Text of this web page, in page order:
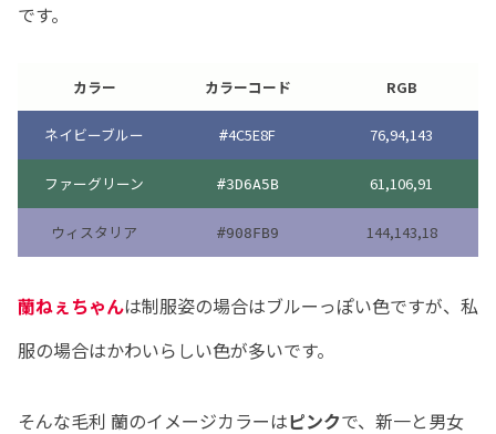
です。
カラー カラーコード RGB
ネイビーブルー #4C5E8F 76,94,143
ファーグリーン #3D6A5B 61,106,91
ウィスタリア #908FB9 144,143,18
蘭ねぇちゃんは制服姿の場合はブルーっぽい色ですが、私
服の場合はかわいらしい色が多いです。
そんな毛利 蘭のイメージカラーはピンクで、新一と男女